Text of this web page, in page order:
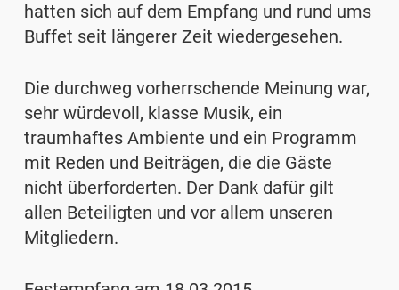
hatten sich auf dem Empfang und rund ums
Buffet seit längerer Zeit wiedergesehen.
Die durchweg vorherrschende Meinung war,
sehr würdevoll, klasse Musik, ein
traumhaftes Ambiente und ein Programm
mit Reden und Beiträgen, die die Gäste
nicht überforderten. Der Dank dafür gilt
allen Beteiligten und vor allem unseren
Mitgliedern.